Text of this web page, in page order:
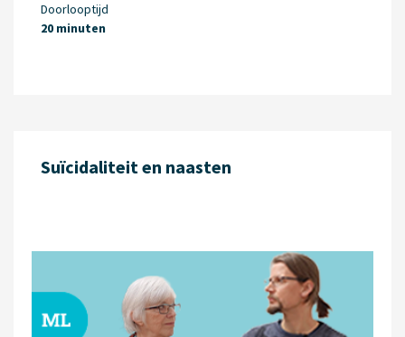
Doorlooptijd
20 minuten
Suïcidaliteit en naasten